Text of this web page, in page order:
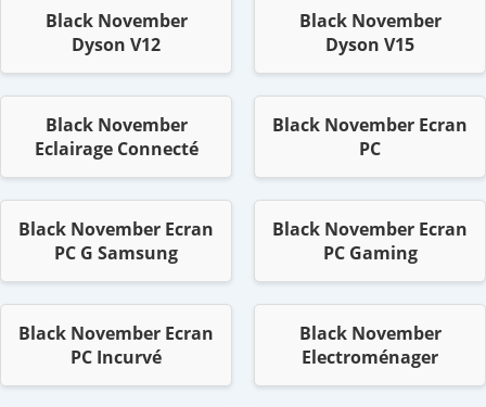
Black November
Dyson V12
Black November
Dyson V15
Black November
Eclairage Connecté
Black November Ecran
PC
Black November Ecran
PC G Samsung
Black November Ecran
PC Gaming
Black November Ecran
PC Incurvé
Black November
Electroménager